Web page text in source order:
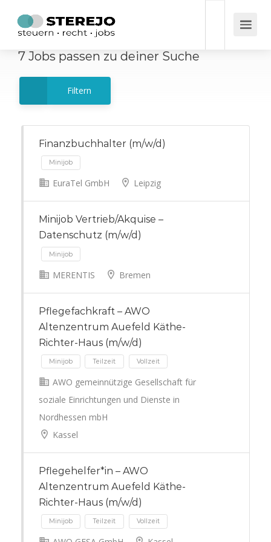
7 Jobs passen zu deiner Suche
Filtern
Finanzbuchhalter (m/w/d)
EuraTel GmbH Leipzig
Minijob Vertrieb/Akquise –
Datenschutz (m/w/d)
MERENTIS Bremen
Pflegefachkraft – AWO
Altenzentrum Auefeld Käthe-
Richter-Haus (m/w/d)
AWO gemeinnützige Gesellschaft für
soziale Einrichtungen und Dienste in
Nordhessen mbH
Kassel
Pflegehelfer*in – AWO
Altenzentrum Auefeld Käthe-
Richter-Haus (m/w/d)